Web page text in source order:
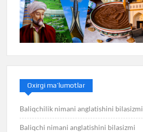
Oxirgi ma’lumotlar
Baliqchilik nimani anglatishini bilasizmi
Baliqchi nimani anglatishini bilasizmi